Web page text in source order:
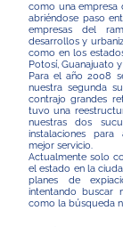
como una empresa
abriéndose paso
empresas del
desarrollos y
como en los
Potosí, Guanajuato
Para el año 2008
nuestra segunda
contrajo grandes
tuvo una
nuestras dos
instalaciones
mejor servicio.
Actualmente solo
el estado en la
planes de
intentando buscar
como la búsqueda